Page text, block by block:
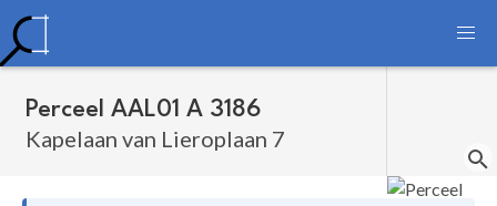
Perceel AAL01 A 3186
Kapelaan van Lieroplaan 7